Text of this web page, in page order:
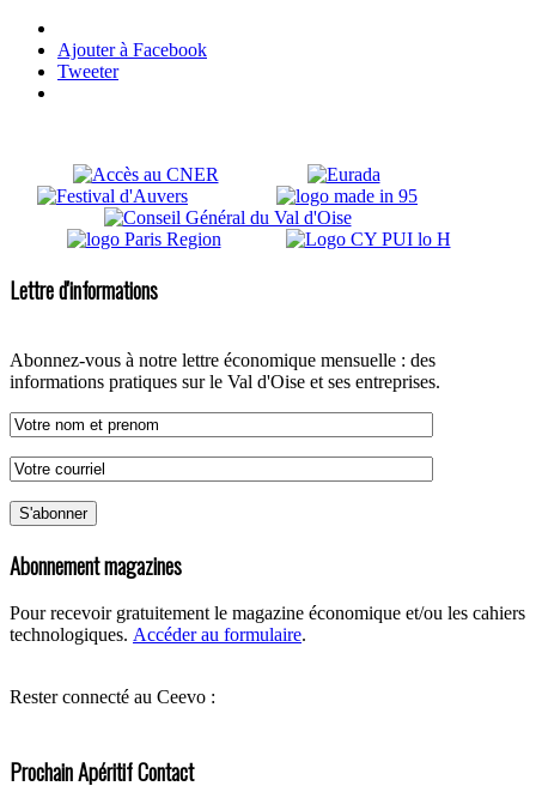
Ajouter à Facebook
Tweeter
Lettre d'informations
Abonnez-vous à notre lettre économique mensuelle : des
informations pratiques sur le Val d'Oise et ses entreprises.
Abonnement magazines
Pour recevoir gratuitement le magazine économique et/ou les cahiers
technologiques. Accéder au formulaire.
Rester connecté au Ceevo :
Prochain Apéritif Contact